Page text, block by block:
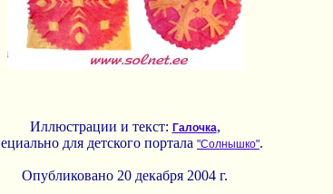
Иллюстрации и текст: Галочка,
для детского портала "Солнышко".
Опубликовано 20 декабря 2004 г.